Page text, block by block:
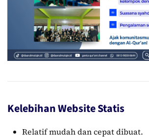
Kelebihan Website Statis
Relatif mudah dan cepat dibuat.